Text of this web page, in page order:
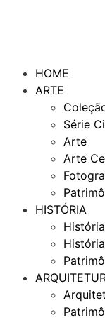
HOME
ARTE
Série
Arte
Arte
HISTÓRIA
História